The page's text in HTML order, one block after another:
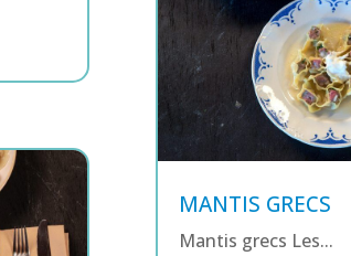
MANTIS GRECS
Mantis grecs Les...